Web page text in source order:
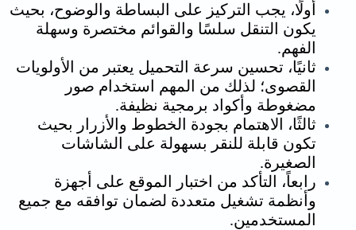
أولًا، يجب التركيز على البساطة والوضوح، بحيث
يكون التنقل سلسًا والقوائم مختصرة وسهلة
الفهم.
ثانيًا، تحسين سرعة التحميل يعتبر من الأولويات
القصوى؛ لذلك من المهم استخدام صور
مضغوطة وأكواد برمجية نظيفة.
ثالثًا، الاهتمام بجودة الخطوط والأزرار بحيث
تكون قابلة للنقر بسهولة على الشاشات
الصغيرة.
رابعاً، التأكد من اختبار الموقع على أجهزة
وأنظمة تشغيل متعددة لضمان توافقه مع جميع
المستخدمين.